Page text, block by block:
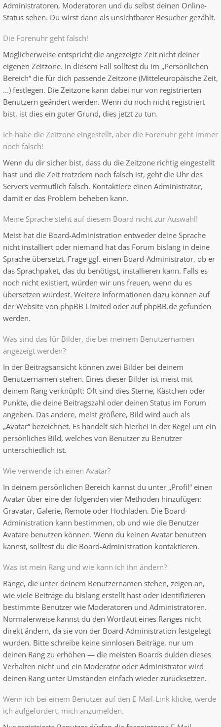
Administratoren, Moderatoren und du selbst deinen Online-
Status sehen. Du wirst dann als unsichtbarer Besucher gezählt.
Die Forenuhr geht falsch!
Möglicherweise entspricht die angezeigte Zeit nicht deiner
eigenen Zeitzone. In diesem Fall solltest du im „Persönlichen
Bereich“ die für dich passende Zeitzone (Mitteleuropäische Zeit,
...) festlegen. Die Zeitzone kann dabei nur von registrierten
Benutzern geändert werden. Wenn du noch nicht registriert
bist, ist dies ein guter Grund, dies jetzt zu tun.
Ich habe die Zeitzone eingestellt, aber die Forenuhr geht immer
noch falsch!
Wenn du dir sicher bist, dass du die Zeitzone richtig eingestellt
hast und die Zeit trotzdem noch falsch ist, geht die Uhr des
Servers vermutlich falsch. Kontaktiere einen Administrator,
damit er das Problem beheben kann.
Meine Sprache steht auf diesem Board nicht zur Auswahl!
Meist hat die Board-Administration entweder deine Sprache
nicht installiert oder niemand hat das Forum bislang in deine
Sprache übersetzt. Frage ggf. einen Board-Administrator, ob er
das Sprachpaket, das du benötigst, installieren kann. Falls es
noch nicht existiert, würden wir uns freuen, wenn du es
übersetzen würdest. Weitere Informationen dazu können auf
der Website von phpBB Limited oder auf phpBB.de gefunden
werden.
Was sind das für Bilder, die bei meinem Benutzernamen
angezeigt werden?
In der Beitragsansicht können zwei Bilder bei deinem
Benutzernamen stehen. Eines dieser Bilder ist meist mit
deinem Rang verknüpft: Oft sind dies Sterne, Kästchen oder
Punkte, die deine Beitragszahl oder deinen Status im Forum
angeben. Das andere, meist größere, Bild wird auch als
„Avatar“ bezeichnet. Es handelt sich hierbei in der Regel um ein
persönliches Bild, welches von Benutzer zu Benutzer
unterschiedlich ist.
Wie verwende ich einen Avatar?
In deinem persönlichen Bereich kannst du unter „Profil“ einen
Avatar über eine der folgenden vier Methoden hinzufügen:
Gravatar, Galerie, Remote oder Hochladen. Die Board-
Administration kann bestimmen, ob und wie die Benutzer
Avatare benutzen können. Wenn du keinen Avatar benutzen
kannst, solltest du die Board-Administration kontaktieren.
Was ist mein Rang und wie kann ich ihn ändern?
Ränge, die unter deinem Benutzernamen stehen, zeigen an,
wie viele Beiträge du bislang erstellt hast oder identifizieren
bestimmte Benutzer wie Moderatoren und Administratoren.
Normalerweise kannst du den Wortlaut eines Ranges nicht
direkt ändern, da sie von der Board-Administration festgelegt
wurden. Bitte schreibe keine sinnlosen Beiträge, nur um
deinen Rang zu erhöhen — die meisten Boards dulden dieses
Verhalten nicht und ein Moderator oder Administrator wird
deinen Rang unter Umständen einfach wieder zurücksetzen.
Wenn ich bei einem Benutzer auf den E-Mail-Link klicke, werde
ich aufgefordert, mich anzumelden.